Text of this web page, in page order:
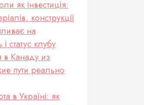
як інвестиція:
конструкції
на
і статус клубу
Канаду из
пути реально
в Україні: як